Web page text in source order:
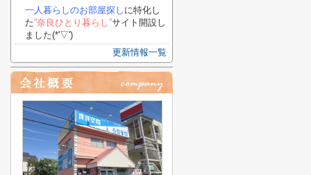
一人暮らしのお部屋探し に特化し
た”奈良ひとり暮らし”サイト開設し
ました(*'▽')
更新情報一覧